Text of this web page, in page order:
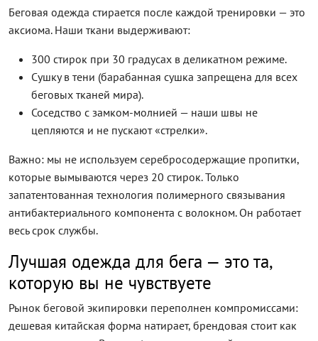
Беговая одежда стирается после каждой тренировки — это
аксиома. Наши ткани выдерживают:
300 стирок при 30 градусах в деликатном режиме.
Сушку в тени (барабанная сушка запрещена для всех
беговых тканей мира).
Соседство с замком-молнией — наши швы не
цепляются и не пускают «стрелки».
Важно: мы не используем серебросодержащие пропитки,
которые вымываются через 20 стирок. Только
запатентованная технология полимерного связывания
антибактериального компонента с волокном. Он работает
весь срок службы.
Лучшая одежда для бега — это та,
которую вы не чувствуете
Рынок беговой экипировки переполнен компромиссами:
дешевая китайская форма натирает, брендовая стоит как